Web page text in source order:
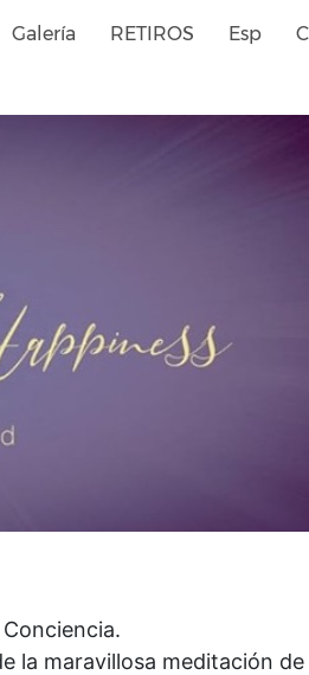
Galería RETIROS Esp
maravillosa meditación de